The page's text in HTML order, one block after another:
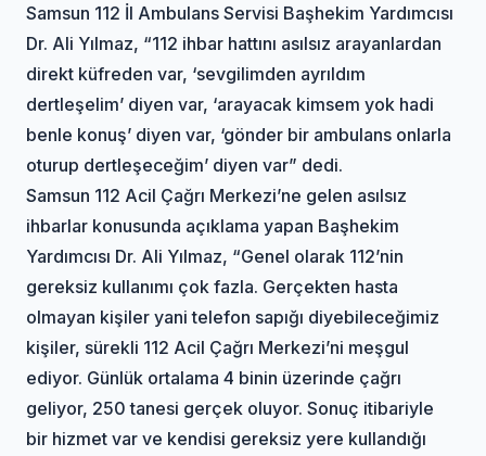
Samsun 112 İl Ambulans Servisi Başhekim Yardımcısı
Dr. Ali Yılmaz, “112 ihbar hattını asılsız arayanlardan
direkt küfreden var, ‘sevgilimden ayrıldım
dertleşelim’ diyen var, ‘arayacak kimsem yok hadi
benle konuş’ diyen var, ‘gönder bir ambulans onlarla
oturup dertleşeceğim’ diyen var” dedi.
Samsun 112 Acil Çağrı Merkezi’ne gelen asılsız
ihbarlar konusunda açıklama yapan Başhekim
Yardımcısı Dr. Ali Yılmaz, “Genel olarak 112’nin
gereksiz kullanımı çok fazla. Gerçekten hasta
olmayan kişiler yani telefon sapığı diyebileceğimiz
kişiler, sürekli 112 Acil Çağrı Merkezi’ni meşgul
ediyor. Günlük ortalama 4 binin üzerinde çağrı
geliyor, 250 tanesi gerçek oluyor. Sonuç itibariyle
bir hizmet var ve kendisi gereksiz yere kullandığı